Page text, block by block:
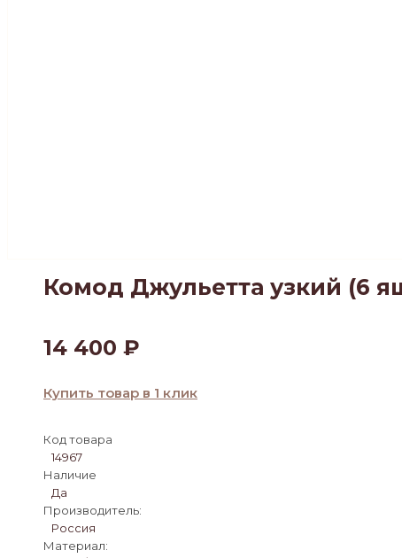
Комод Джульетта узкий (6
14 400 ₽
Купить товар в 1 клик
Код товара
14967
Наличие
Да
Производитель:
Россия
Материал: